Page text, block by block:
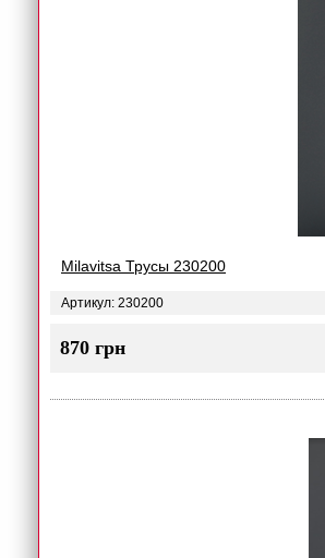
Milavitsa Трусы 230200
Артикул: 230200
870 грн